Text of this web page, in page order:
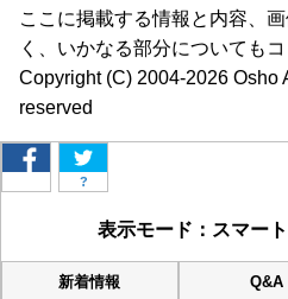
ここに掲載する情報と内容、
く、いかなる部分についても
Copyright (C) 2004-2026 Osho
reserved
?
表示モード：スマー
新着情報 Q&A